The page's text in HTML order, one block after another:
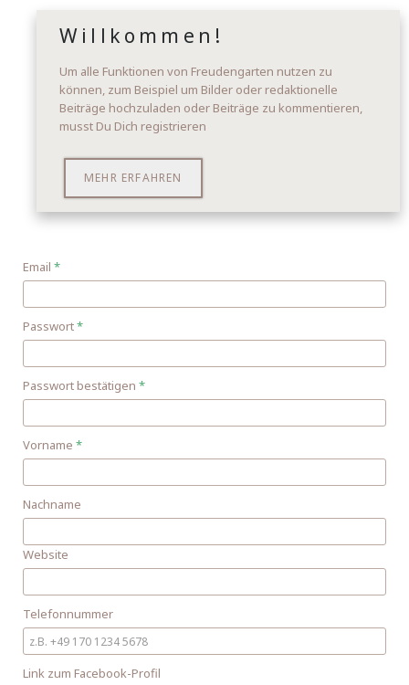
Willkommen!
Um alle Funktionen von Freudengarten nutzen zu
können, zum Beispiel um Bilder oder redaktionelle
Beiträge hochzuladen oder Beiträge zu kommentieren,
musst Du Dich registrieren
MEHR ERFAHREN
Email *
Passwort*
Passwort bestätigen *
Vorname *
Nachname
Website
Telefonnummer
Link zum Facebook-Profil